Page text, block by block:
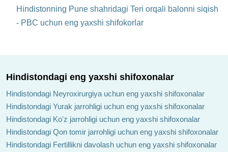
Hindistonning Pune shahridagi Teri orqali balonni siqish
- PBC uchun eng yaxshi shifokorlar
Hindistondagi eng yaxshi shifoxonalar
Hindistondagi Neyroxirurgiya uchun eng yaxshi shifoxonalar
Hindistondagi Yurak jarrohligi uchun eng yaxshi shifoxonalar
Hindistondagi Ko'z jarrohligi uchun eng yaxshi shifoxonalar
Hindistondagi Qon tomir jarrohligi uchun eng yaxshi shifoxonalar
Hindistondagi Fertillikni davolash uchun eng yaxshi shifoxonalar